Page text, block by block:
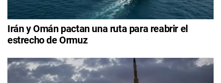
Irán y Omán pactan una ruta para reabrir el
estrecho de Ormuz